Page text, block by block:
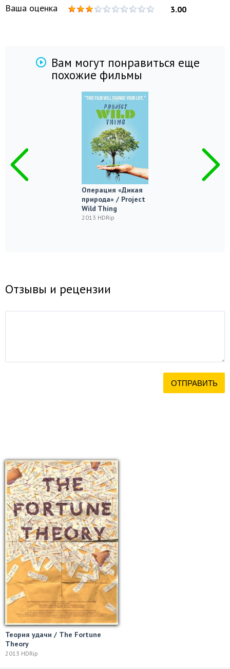
Ваша оценка 3.00
Вам могут понравиться еще
похожие фильмы
Операция «Дикая
природа» / Project
Wild Thing
2013 HDRip
Отзывы и рецензии
Теория удачи / The Fortune
Theory
2013 HDRip